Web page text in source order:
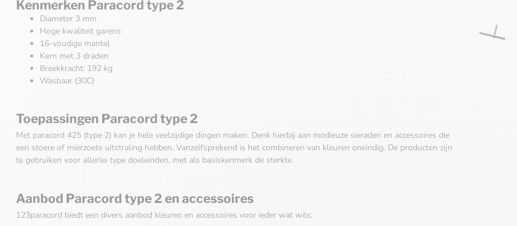
Kenmerken Paracord type 2
Diameter 3 mm
Hoge kwaliteit garens
16-voudige mantel
Kern met 3 draden
Breekkracht: 192 kg
Wasbaar (30C)
Toepassingen Paracord type 2
Met paracord 425 (type 2) kan je hele veelzijdige dingen maken. Denk hierbij aan modieuze sieraden en accessoires die
een stoere of mierzoete uitstraling hebben. Vanzelfsprekend is het combineren van kleuren oneindig. De producten zijn
te gebruiken voor allerlei type doeleinden, met als basiskenmerk de sterkte.
Aanbod Paracord type 2 en accessoires
123paracord biedt een divers aanbod kleuren en accessoires voor ieder wat wils: